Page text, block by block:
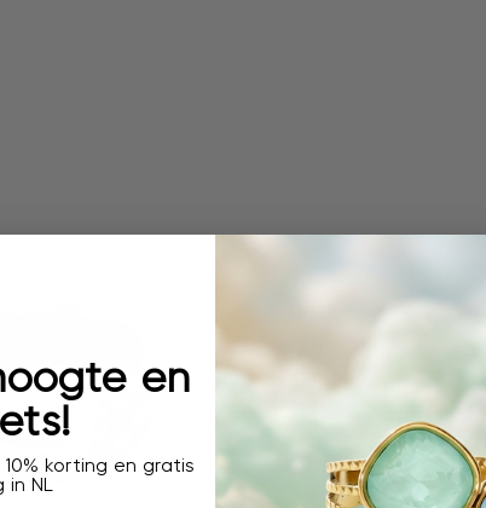
en
korting en gratis
NL